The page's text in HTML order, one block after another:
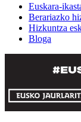
Euskara-
Berariazko
Hizkuntza
Bloga